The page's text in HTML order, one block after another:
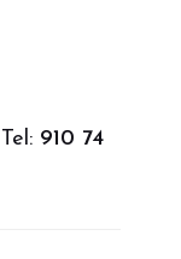
Tel: 910 74